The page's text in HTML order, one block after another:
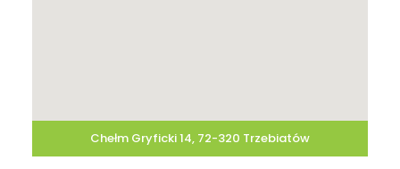
Chełm Gryficki 14, 72-320 Trzebiatów